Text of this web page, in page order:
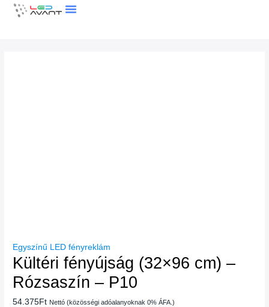
Skip
Egyszínű LED fényreklám
Kültéri fényújság (32×96 cm) –
Rózsaszín – P10
54.375Ft Nettó (közösségi adóalanyoknak 0% ÁFA.)